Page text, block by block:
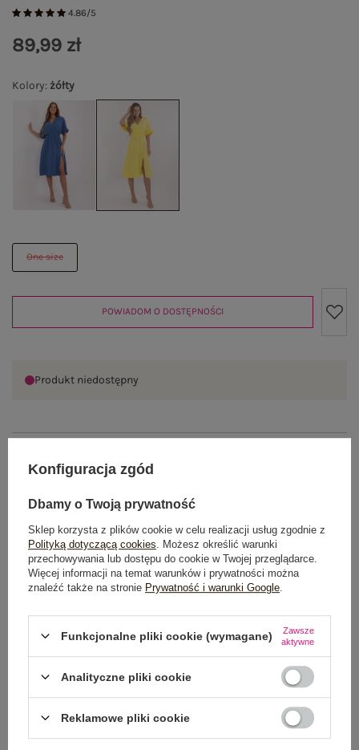
4.86/5
Kolory:żółty
One size
89,99 zł
POWIADOM O DOSTĘPNOŚCI
Produkt niedostępny
OPINIE O PRODUKCIE (7)
WYSYŁKA I DOSTAWA
Konfiguracja zgód
Dbamy o Twoją prywatność
Sklep korzysta z plików cookie w celu realizacji usług zgodnie z
Polityką dotyczącą cookies . Możesz określić warunki
przechowywania lub dostępu do cookie w Twojej przeglądarce.
Więcej informacji na temat warunków i prywatności można
znaleźć także na stronie Prywatność i warunki Google
Funkcjonalne pliki cookie (wymagane)
Zawsze
aktywne
Analityczne pliki cookie
Reklamowe pliki cookie